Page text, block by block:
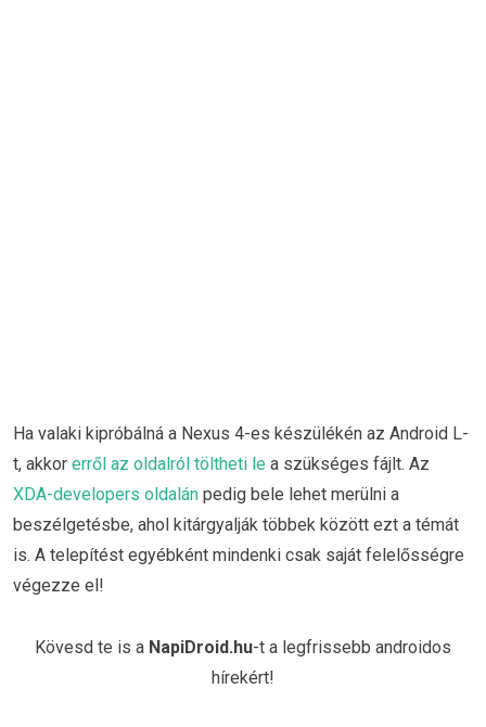
Ha valaki kipróbálná a Nexus 4-es készülékén az Android L-
t, akkor erről az oldalról töltheti le a szükséges fájlt. Az
XDA-developers oldalán pedig bele lehet merülni a
beszélgetésbe, ahol kitárgyalják többek között ezt a témát
is. A telepítést egyébként mindenki csak saját felelősségre
végezze el!
Kövesd te is a NapiDroid.hu-t a legfrissebb androidos
hírekért!